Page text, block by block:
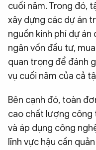
cuối năm. Trong đó,
xây dựng các dự án
nguồn kinh phí dự án
ngân vốn đầu tư,
quan trọng để đánh
vụ cuối năm của cả
Bên cạnh đó, toàn
cao chất lượng công
và áp dụng công
lĩnh vực hậu cần